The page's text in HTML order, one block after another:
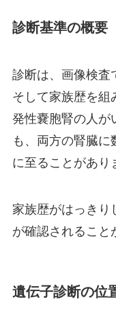
診断基準の概要
診断は、画像検査
そして家族歴を組
発性嚢胞腎の人が
も、両方の腎臓
に至ることがあり
家族歴がはっきり
が確認されること
遺伝子診断の位